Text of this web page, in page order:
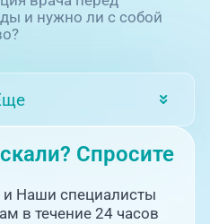
и нужно ли с собой
Спросите
Наши специалисты
в течение 24 часов